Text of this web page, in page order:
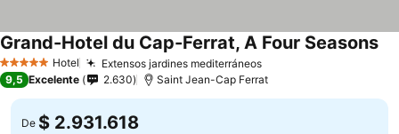
5 Estrellas Hotel Extensos jardines mediterráneos
Grand-Hotel du Cap-Ferrat, A Four Seasons
9,5 Excelente 2.630 Saint Jean-Cap Ferrat
De $ 2.931.618